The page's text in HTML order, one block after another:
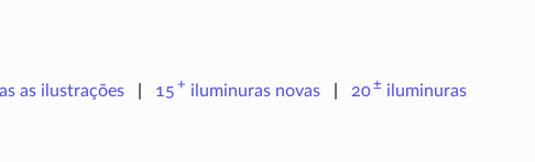
as ilustrações 15 + iluminurasnovas 20± iluminuras